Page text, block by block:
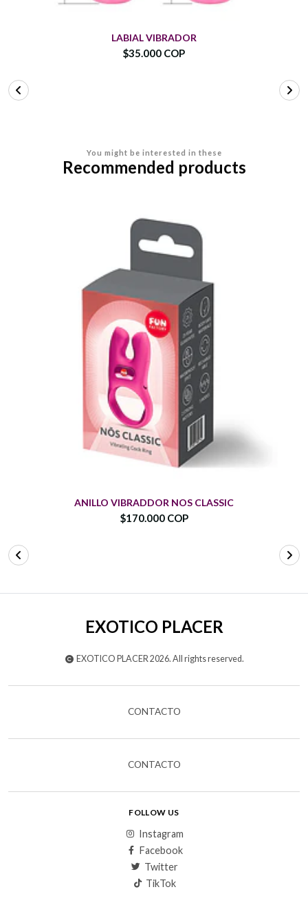
LABIAL VIBRADOR
$35.000 COP
You might be interested in these
Recommended products
ANILLO VIBRADDOR NOS CLASSIC
$170.000 COP
EXOTICO PLACER
EXOTICO PLACER 2026. All rights reserved.
CONTACTO
CONTACTO
FOLLOW US
Instagram
Facebook
Twitter
TikTok